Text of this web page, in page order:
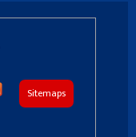
Sitemaps